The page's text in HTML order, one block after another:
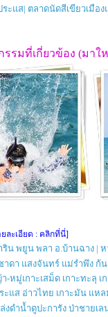
ระแส| ตลาดนัดสีเขียวเมื
รรมที่เกี่ยวข้อง (มา
ละเอียด : คลิกที่นี่]
น พยูน พลา อ.บ้านฉาง |
ดา แสงจันทร์ แม่รำพึง ก้
-หมู่เกาะเสม็ด เกาะทะลุ
ะแส อ่าวไทย เกาะมัน แห
งดำน้ำดูปะการัง ป่าชายเ